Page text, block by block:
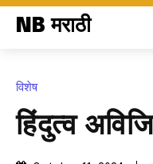
NB मराठी
विशेष
हिंदुत्व